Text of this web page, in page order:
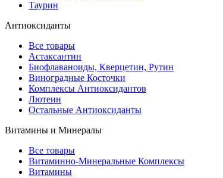
Таурин
Антиоксиданты
Все товары
Астаксантин
Биофлаваноиды, Кверцетин, Рутин
Виноградные Косточки
Комплексы Антиоксидантов
Лютеин
Остальные Антиоксиданты
Витамины и Минералы
Все товары
Витаминно-Минеральные Комплексы
Витамины